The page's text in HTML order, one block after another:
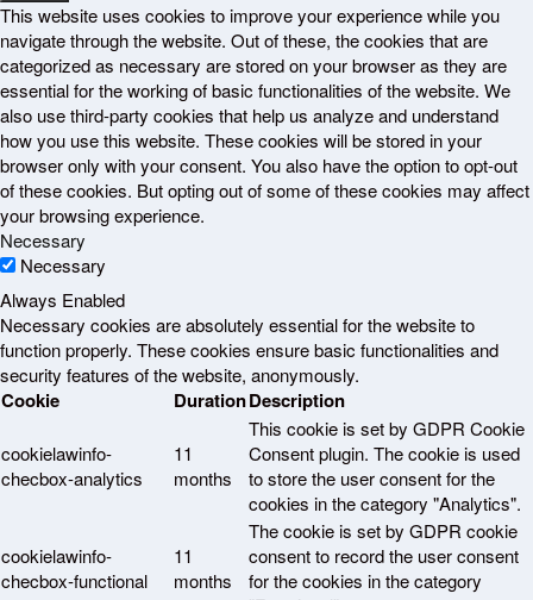
This website uses cookies to improve your experience while you
navigate through the website. Out of these, the cookies that are
categorized as necessary are stored on your browser as they are
essential for the working of basic functionalities of the website. We
also use third-party cookies that help us analyze and understand
how you use this website. These cookies will be stored in your
browser only with your consent. You also have the option to opt-out
of these cookies. But opting out of some of these cookies may affect
your browsing experience.
Necessary
Necessary
Always Enabled
Necessary cookies are absolutely essential for the website to
function properly. These cookies ensure basic functionalities and
security features of the website, anonymously.
Cookie DurationDescription
cookielawinfo-
checbox-analytics
11
months
This cookie is set by GDPR Cookie
Consent plugin. The cookie is used
to store the user consent for the
cookies in the category "Analytics".
cookielawinfo-
checbox-functional
11
months
The cookie is set by GDPR cookie
consent to record the user consent
for the cookies in the category